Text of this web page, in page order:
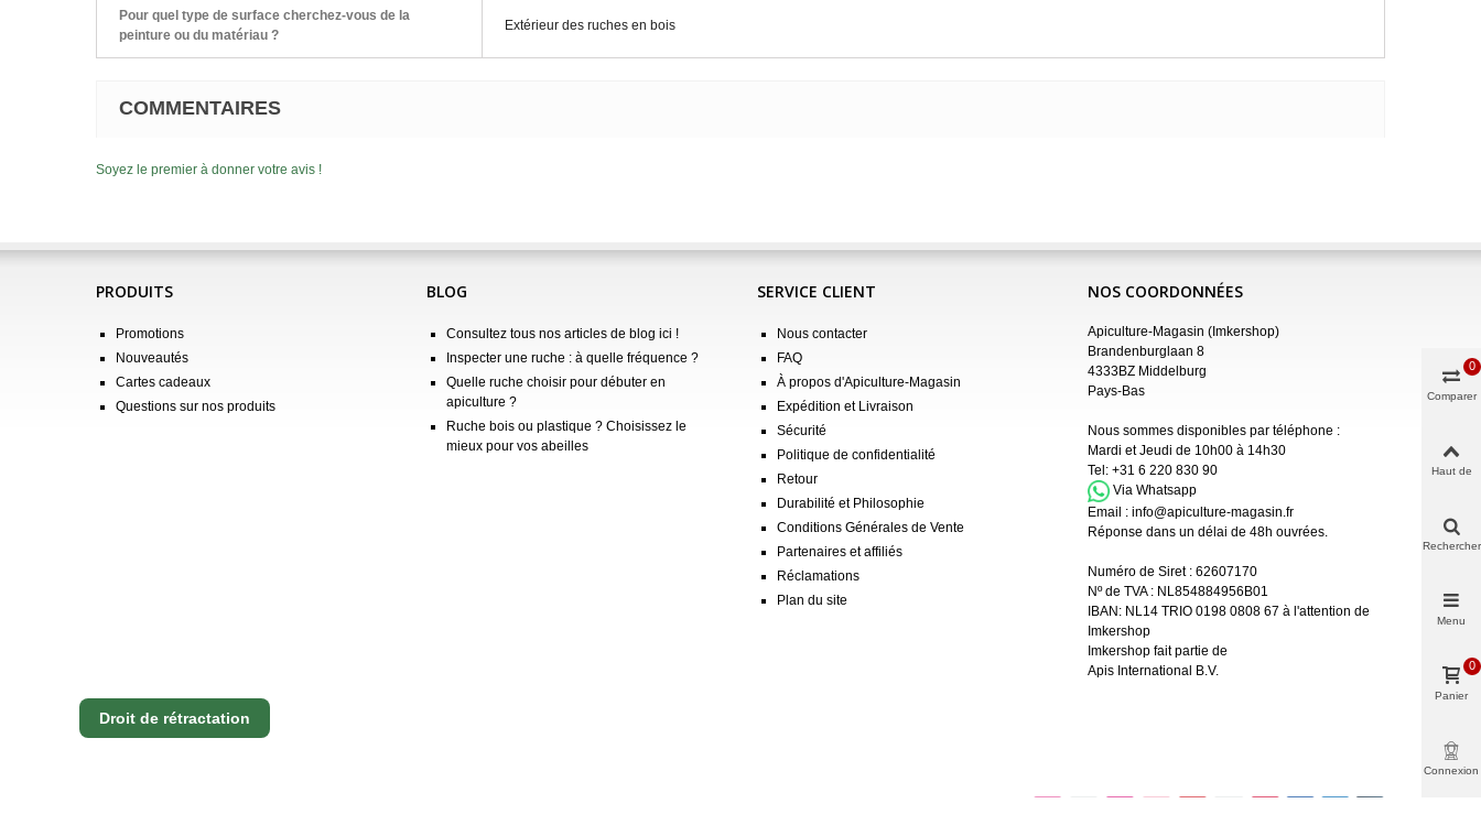
Pour quel type de surface cherchez-vous de la
peinture ou du matériau ?
Extérieur des ruches en bois
COMMENTAIRES
Soyez le premier à donner votre avis !
PRODUITS
Promotions
Nouveautés
Cartes cadeaux
Questions sur nos produits
BLOG
Consultez tous nos articles de blog ici !
Inspecter une ruche : à quelle fréquence ?
Quelle ruche choisir pour débuter en
apiculture ?
Ruche bois ou plastique ? Choisissez le
mieux pour vos abeilles
SERVICE CLIENT
Nous contacter
FAQ
À propos d'Apiculture-Magasin
Expédition et Livraison
Sécurité
Politique de confidentialité
Retour
Durabilité et Philosophie
Conditions Générales de Vente
Partenaires et affiliés
Réclamations
Plan du site
NOS COORDONNÉES
Apiculture-Magasin (Imkershop)
Brandenburglaan 8
4333BZ Middelburg
Pays-Bas
Nous sommes disponibles par téléphone :
Mardi et Jeudi de 10h00 à 14h30
Tel: +31 6 220 830 90
Via Whatsapp
Email : info@apiculture-magasin.fr
Réponse dans un délai de 48h ouvrées.
Numéro de Siret : 62607170
Nº de TVA : NL854884956B01
IBAN: NL14 TRIO 0198 0808 67 à l'attention de
Imkershop
Imkershop fait partie de
Apis International B.V.
Droit de rétractation
Comparer
0
Haut de
Rechercher
Menu
Panier
0
Connexion